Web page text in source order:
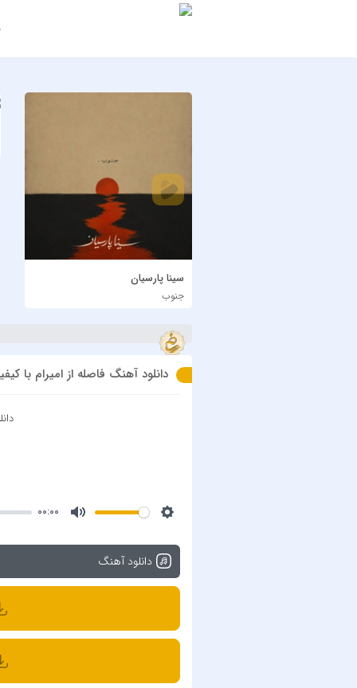
سینا پارسیان
جنوب
دانلود آهنگ فاصله از امیرام با کیفیت 320 +
00:00
دانلود آهنگ